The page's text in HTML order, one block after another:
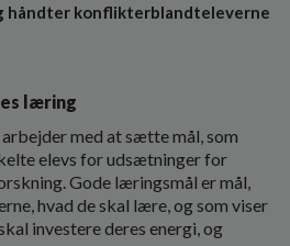
håndter konflikterblandteleverne
læring
med at sætte mål, som
elevs for­ udsætninger for
Gode læringsmål er mål,
hvad de skal lære, og som viser
invest­ere deres energi, og